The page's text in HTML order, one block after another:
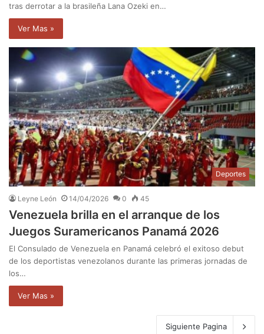
tras derrotar a la brasileña Lana Ozeki en…
Ver Mas »
Deportes
Leyne León 14/04/2026 0 45
Venezuela brilla en el arranque de los
Juegos Suramericanos Panamá 2026
El Consulado de Venezuela en Panamá celebró el exitoso debut
de los deportistas venezolanos durante las primeras jornadas de
los…
Ver Mas »
Siguiente Pagina